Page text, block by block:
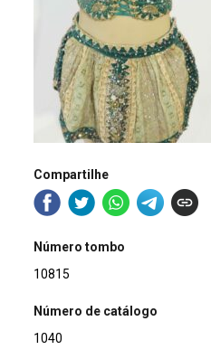
Compartilhe
Número tombo
10815
Número de catálogo
1040